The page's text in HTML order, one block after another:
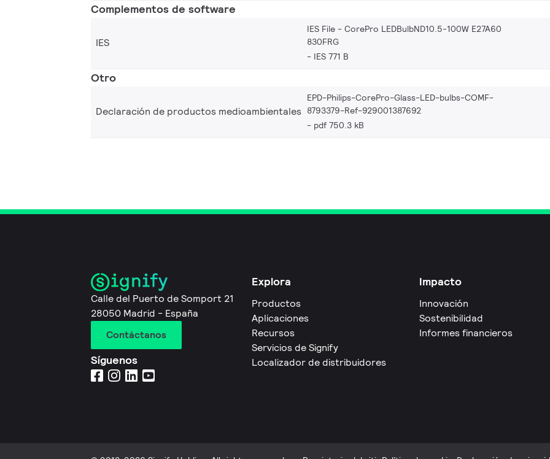
Complementos de software
IES
IES File - CorePro LEDBulbND10.5-100W E27A60
830FRG
IES 771 B
Otro
Declaración de productos medioambientales
EPD-Philips-CorePro-Glass-LED-bulbs-COMF-
8793379-Ref-929001387692
pdf 750.3 kB
Calle del Puerto de Somport 21
28050 Madrid - España
Contáctanos
Síguenos
Explora
Productos
Aplicaciones
Recursos
Servicios de Signify
Localizador de distribuidores
Impacto
Innovación
Sostenibilidad
Informes financieros